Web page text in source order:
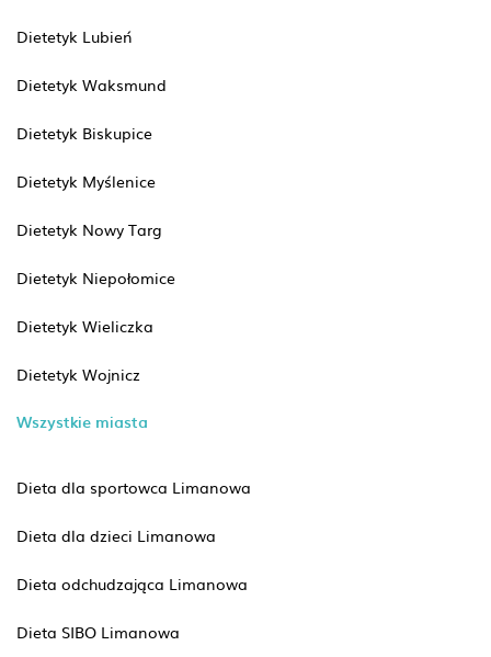
Dietetyk Lubień
Dietetyk Waksmund
Dietetyk Biskupice
Dietetyk Myślenice
Dietetyk Nowy Targ
Dietetyk Niepołomice
Dietetyk Wieliczka
Dietetyk Wojnicz
Wszystkie miasta
Dieta dla sportowca Limanowa
Dieta dla dzieci Limanowa
Dieta odchudzająca Limanowa
Dieta SIBO Limanowa